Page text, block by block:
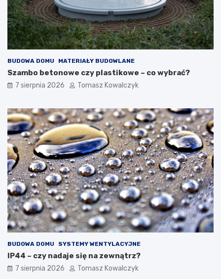
BUDOWA DOMU MATERIAŁY BUDOWLANE
Szambo betonowe czy plastikowe – co wybrać?
7 sierpnia 2026 Tomasz Kowalczyk
BUDOWA DOMU SYSTEMY WENTYLACYJNE
IP44 – czy nadaje się na zewnątrz?
7 sierpnia 2026 Tomasz Kowalczyk